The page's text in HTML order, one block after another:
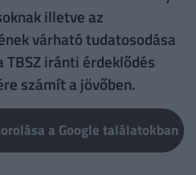
illetve az
várható tudatosodása
iránti érdeklődés
számít a jövőben.
a Google találatokban